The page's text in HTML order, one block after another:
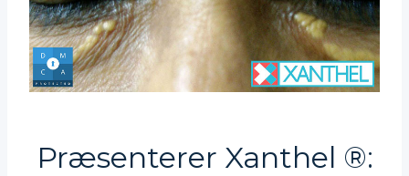
Præsenterer Xanthel ®: